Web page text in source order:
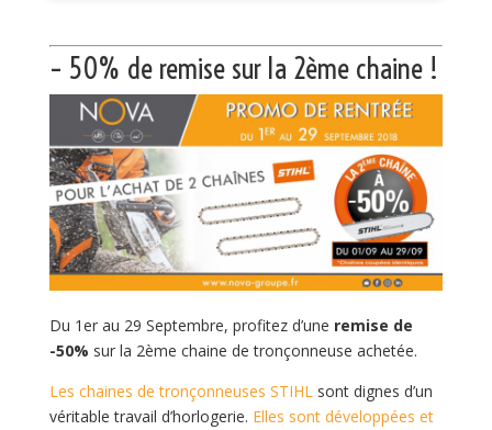
– 50% de remise sur la 2ème chaine !
Du 1er au 29 Septembre, profitez d’une remise de
-50% sur la 2ème chaine de tronçonneuse achetée.
Les chaines de tronçonneuses STIHLsont dignes d’un
véritable travail d’horlogerie. Elles sont développées et